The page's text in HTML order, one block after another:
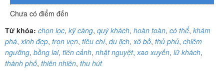
Chưa có điểm đến
Từ khóa: chọn lọc, kỹ càng, quý khách, hoàn toàn, có thể, khám
phá,xinh đẹp, trọn vẹn, tiêu chí, du lịch,xô bồ, thủ phủ, chiêm
ngưỡng, bồng lai, tiên cảnh, nhật nguyệt,xao xuyến, lữ khách,
thành phố, thiên nhiên, thu hút